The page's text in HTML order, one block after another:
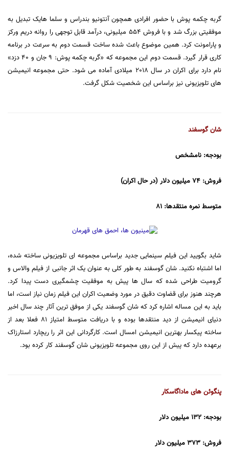
گربه چکمه پوش با حضور افرادی همچون آنتونیو بندراس و سلما هایک تبدیل به
موفقیتی بزرگ شد و با فروش 554 میلیونی، درآمد قابل توجهی را روانه دریم ورکز
و پارامونت کرد. همین موضوع باعث شده ساخت قسمت دوم به سرعت در برنامه
کاری قرار گیرد. قسمت دوم این مجموعه که «گربه چکمه پوش: 9 جان و 40 دزد»
نام دارد برای اکران در سال 2018 میلادی آماده می شود. حتی مجموعه انیمیشن
های تلویزیونی نیز براساس این شخصیت شکل گرفت.
شان گوسفند
بودجه: نامشخص
فروش: 74 میلیون دلار (در حال اکران)
متوسط نمره منتقدها: 81
شاید بگویید این فیلم سینمایی جدید براساس مجموعه ای تلویزیونی ساخته شده،
اما اشتباه نکنید. شان گوسفند به طور کلی به عنوان یک اثر جانبی از فیلم والاس و
گرومیت طراحی شده که سال ها پیش به موفقیت چشمگیری دست پیدا کرد.
هرچند هنوز برای قضاوت دقیق در مورد وضعیت اکران این فیلم زمان نیاز است، اما
باید به این مساله اشاره کرد که شان گوسفند یکی از موفق ترین آثار چند سال اخیر
دنیای انیمیشن از دید منتقدها بوده و با دریافت متوسط امتیاز 81 فعلا بعد از
ساخته پیکسار بهترین انیمیشن امسال است. کارگردانی این اثر را ریچارد استارزاک
برعهده دارد که پیش از این روی مجموعه تلویزیونی شان گوسفند کار کرده بود.
پنگوئن های ماداگاسکار
بودجه: 132 میلیون دلار
فروش: 373 میلیون دلار